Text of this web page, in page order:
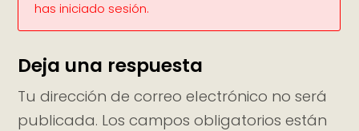
has iniciado sesión.
Deja una respuesta
Tu dirección de correo electrónico no será
publicada. Los campos obligatorios están